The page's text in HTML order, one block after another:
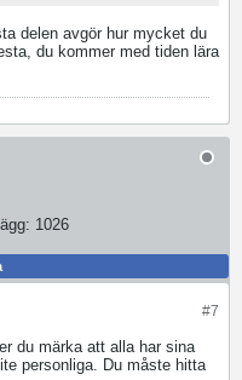
delen avgör hur mycket du
du kommer med tiden lära
1026
#7
du märka att alla har sina
personliga. Du måste hitta